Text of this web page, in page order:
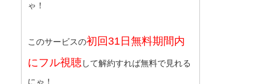
ゃ！
このサービスの初回31日無料期間内
にフル視聴して解約すれば無料で見れる
にゃ！